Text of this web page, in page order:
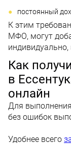
постоянный
К этим
МФО, могут
Как
в
онлайн
Для
без ошибок
Удобнее всего